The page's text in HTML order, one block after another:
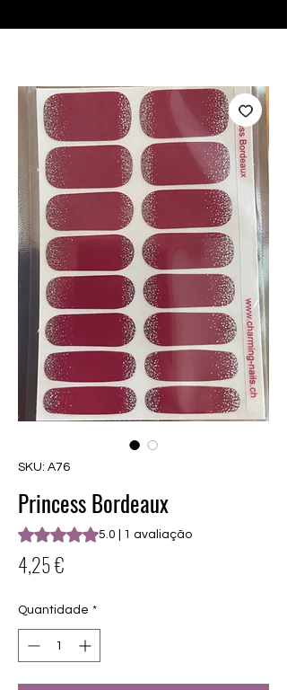
SKU: A76
Princess Bordeaux
A classificação é 5.0 de 5 estrelas com
5.0 | 1 avaliação
4,25 €
Quantidade *